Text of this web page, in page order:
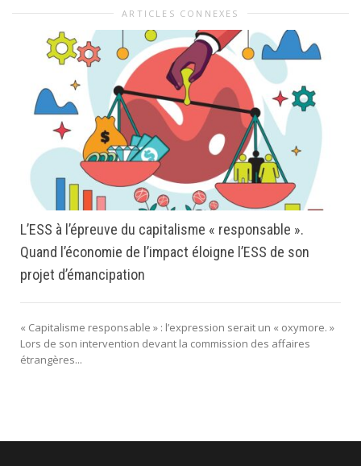
ARTICLES CONNEXES
L’ESS à l’épreuve du capitalisme « responsable ».
Quand l’économie de l’impact éloigne l’ESS de son
projet d’émancipation
« Capitalisme responsable » : l’expression serait un « oxymore. »
Lors de son intervention devant la commission des affaires
étrangères...